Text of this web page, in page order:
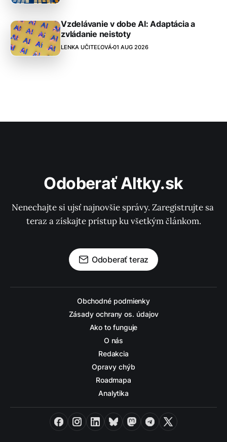
Vzdelávanie v dobe AI: Adaptácia a
zvládanie neistoty
LENKA UČITEĽOVÁ01 AUG 2026
Odoberať Altky.sk
Nenechajte si ujsť najnovšie správy. Zaregistrujte sa
teraz a získajte prístup ku všetkým článkom.
Odoberať teraz
Obchodné podmienky
Zásady ochrany os. údajov
Ako to funguje
O nás
Redakcia
Opravy chýb
Roadmapa
Analytika
FacebookInstagramLinkedInBlueskyMastodon
Telegram
X